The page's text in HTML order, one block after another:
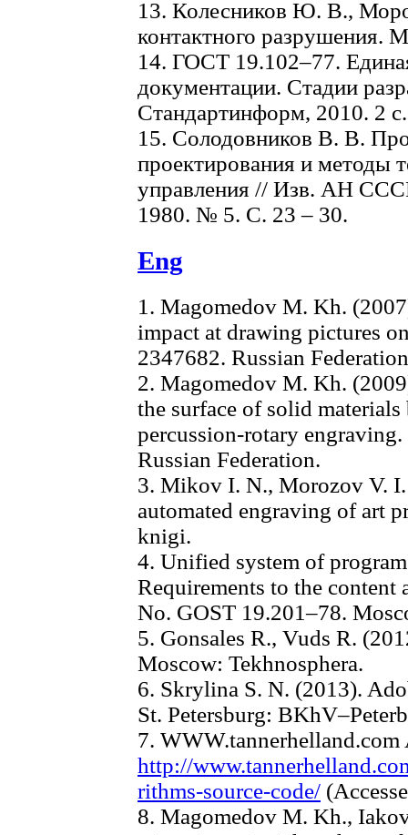
13. Колесников Ю. В.,
контактного разрушения.
14. ГОСТ 19.102–77.
документации. Стадии
Стандартинформ, 2010. 2 с.
15. Солодовников В. В.
проектирования и методы
управления // Изв. АН
1980. № 5. С. 23 – 30.
Eng
1. Magomedov M. Kh.
impact at drawing pictures
2347682. Russian
2. Magomedov M. Kh.
the surface of solid
percussion-rotary
Russian Federation.
3. Mikov I. N., Morozov V.
automated engraving of art
knigi.
4. Unified system of
Requirements to the content
No. GOST 19.201–78.
5. Gonsales R., Vuds R.
Moscow: Tekhnosphera.
6. Skrylina S. N. (2013).
St. Petersburg:
7. WWW.tannerhelland.com
http://
rithms-source-code/
8. Magomedov M. Kh.,